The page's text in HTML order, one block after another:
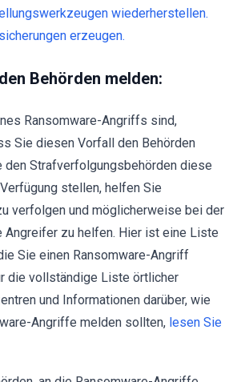
wiederherstellen.
erzeugen.
Behörden melden:
Ransomware-Angriffs sind,
Sie diesen Vorfall den Behörden
den Strafverfolgungsbehörden diese
stellen, helfen Sie
verfolgen und möglicherweise bei der
Angreifer zu helfen. Hier ist eine Liste
Sie einen Ransomware-Angriff
die vollständige Liste örtlicher
und Informationen darüber, wie
Angriffe melden sollten, lesen Sie